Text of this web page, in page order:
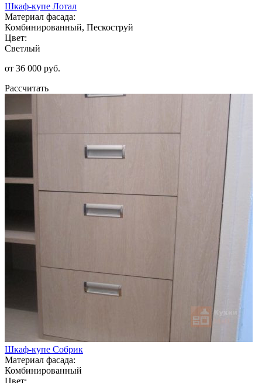
Шкаф-купе Лотал
Материал фасада:
Комбинированный, Пескоструй
Цвет:
Светлый
от 36 000 руб.
Рассчитать
Шкаф-купе Собрик
Материал фасада:
Комбинированный
Цвет: